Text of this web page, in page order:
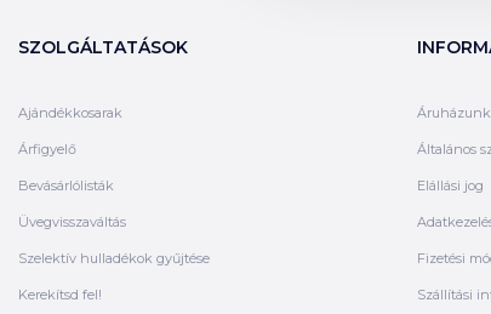
SZOLGÁLTATÁSOK
Ajándékkosarak
Árfigyelő
Bevásárlólisták
Üvegvisszaváltás
Szelektív hulladékok gyűjtése
Kerekítsd fel!
Általános
Elállási jog
Fizetési
Szállítási